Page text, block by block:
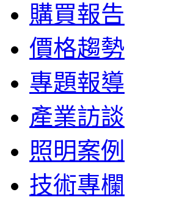
購買報告
價格趨勢
專題報導
產業訪談
照明案例
技術專欄